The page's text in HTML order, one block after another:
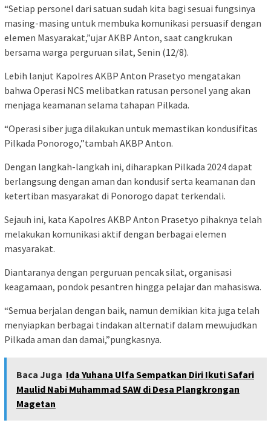
“Setiap personel dari satuan sudah kita bagi sesuai fungsinya
masing-masing untuk membuka komunikasi persuasif dengan
elemen Masyarakat,”ujar AKBP Anton, saat cangkrukan
bersama warga perguruan silat, Senin (12/8).
Lebih lanjut Kapolres AKBP Anton Prasetyo mengatakan
bahwa Operasi NCS melibatkan ratusan personel yang akan
menjaga keamanan selama tahapan Pilkada.
“Operasi siber juga dilakukan untuk memastikan kondusifitas
Pilkada Ponorogo,”tambah AKBP Anton.
Dengan langkah-langkah ini, diharapkan Pilkada 2024 dapat
berlangsung dengan aman dan kondusif serta keamanan dan
ketertiban masyarakat di Ponorogo dapat terkendali.
Sejauh ini, kata Kapolres AKBP Anton Prasetyo pihaknya telah
melakukan komunikasi aktif dengan berbagai elemen
masyarakat.
Diantaranya dengan perguruan pencak silat, organisasi
keagamaan, pondok pesantren hingga pelajar dan mahasiswa.
“Semua berjalan dengan baik, namun demikian kita juga telah
menyiapkan berbagai tindakan alternatif dalam mewujudkan
Pilkada aman dan damai,”pungkasnya.
Baca Juga Ida Yuhana Ulfa Sempatkan Diri Ikuti Safari
Maulid Nabi Muhammad SAW di Desa Plangkrongan
Magetan